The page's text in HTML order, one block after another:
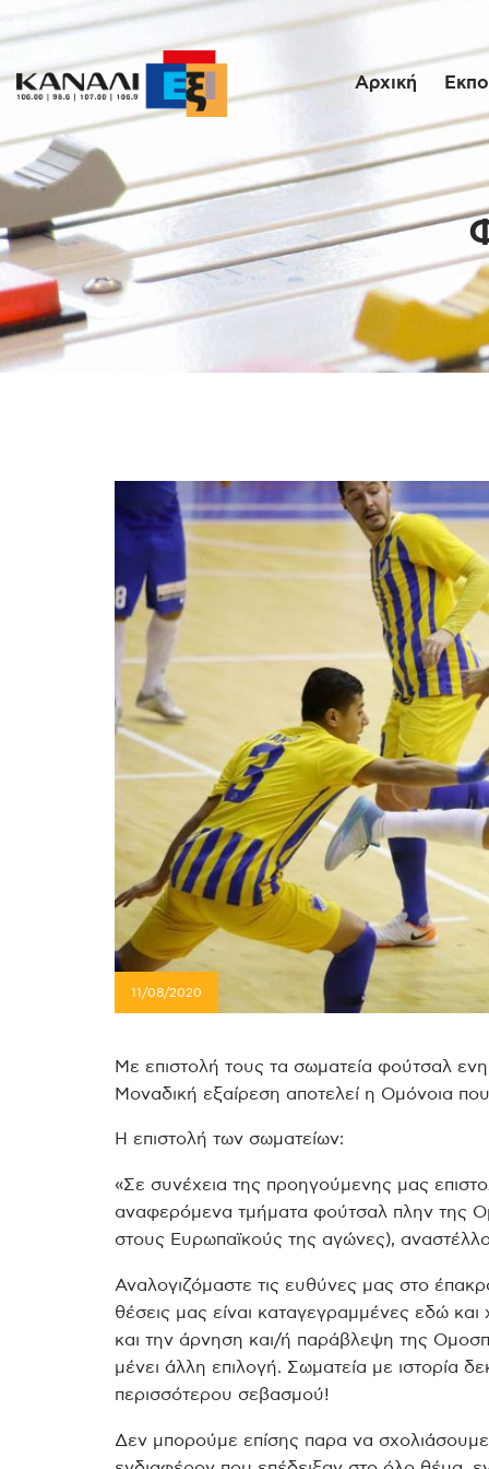
Αρχική
11/08/2020
Με επιστολή τους τα σωματεία φούτσαλ
Μοναδική εξαίρεση αποτελεί η Ομόνοια
Η επιστολή των σωματείων:
«Σε συνέχεια της προηγούμενης μας
αναφερόμενα τμήματα φούτσαλ πλην της
στους Ευρωπαϊκούς της αγώνες),
Αναλογιζόμαστε τις ευθύνες μας στο
θέσεις μας είναι καταγεγραμμένες εδώ
και την άρνηση και/ή παράβλεψη της
μένει άλλη επιλογή. Σωματεία με ιστορία
περισσότερου σεβασμού!
Δεν μπορούμε επίσης παρα να